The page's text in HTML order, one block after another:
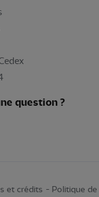
question ?
et crédits Politique